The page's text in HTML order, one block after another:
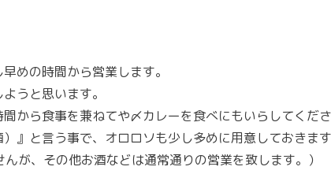
めの時間から営業します。
うと思います。
から食事を兼ねてや〆カレーを食べにもいらしてくださ
』と言う事で、オロロソも少し多めに用意しておきます
が、その他お酒などは通常通りの営業を致します。）